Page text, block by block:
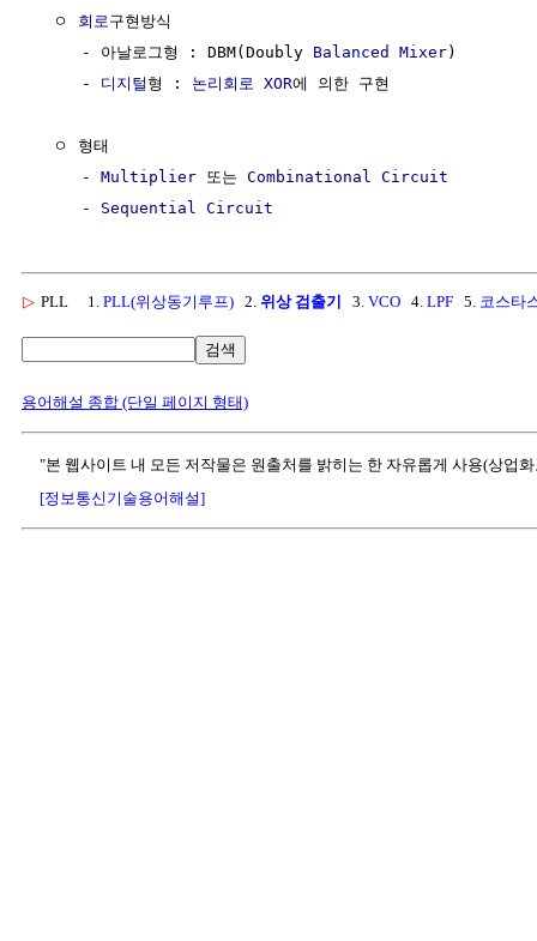
  ㅇ
회로 구현방식
     - 아날로그형 : DBM(Doubly
Balanced Mixer)
     -
디지털 형 : 논리회로 XOR에 의한 구현
  ㅇ 형태
     -
Multiplier 또는 Combinational Circuit
     -
Sequential Circuit
▷ PLL 1. PLL(위상동기루프) 2. 위상 검출기 3. VCO 4. LPF 5. 코스타
검색
용어해설 종합 (단일 페이지 형태)
"본 웹사이트 내 모든 저작물은 원출처를 밝히는 한 자유롭게 사용(상업
[정보통신기술용어해설]